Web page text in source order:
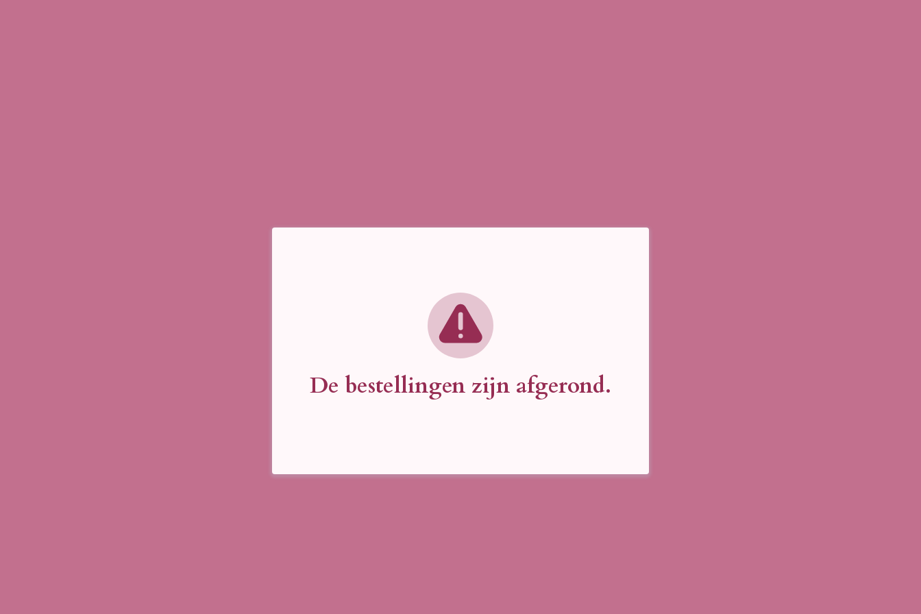
De bestellingen zijn afgerond.